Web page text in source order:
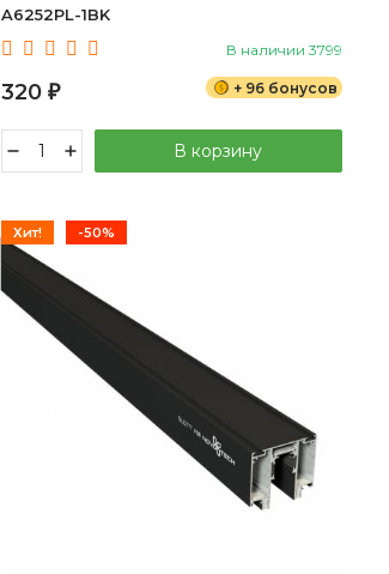
A6252PL-1BK
В наличии 3799
320 ₽ + 96 бонусов
В корзину
Хит! -50%